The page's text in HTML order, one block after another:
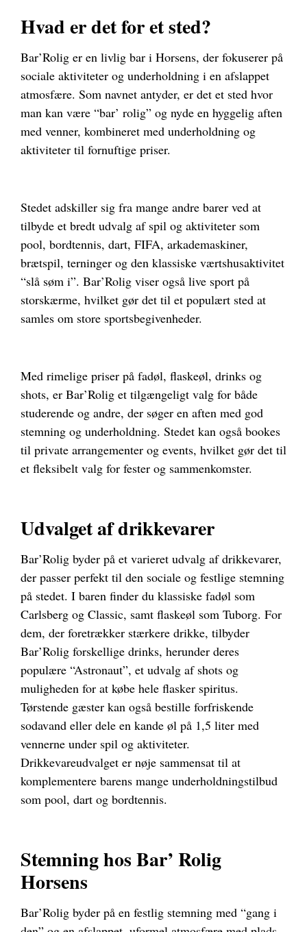
Hvad er det for et sted?
Bar’Rolig er en livlig bar i Horsens, der fokuserer på
sociale aktiviteter og underholdning i en afslappet
atmosfære. Som navnet antyder, er det et sted hvor
man kan være “bar’ rolig” og nyde en hyggelig aften
med venner, kombineret med underholdning og
aktiviteter til fornuftige priser.
Stedet adskiller sig fra mange andre barer ved at
tilbyde et bredt udvalg af spil og aktiviteter som
pool, bordtennis, dart, FIFA, arkademaskiner,
brætspil, terninger og den klassiske værtshusaktivitet
“slå søm i”. Bar’Rolig viser også live sport på
storskærme, hvilket gør det til et populært sted at
samles om store sportsbegivenheder.
Med rimelige priser på fadøl, flaskeøl, drinks og
shots, er Bar’Rolig et tilgængeligt valg for både
studerende og andre, der søger en aften med god
stemning og underholdning. Stedet kan også bookes
til private arrangementer og events, hvilket gør det til
et fleksibelt valg for fester og sammenkomster.
Udvalget af drikkevarer
Bar’Rolig byder på et varieret udvalg af drikkevarer,
der passer perfekt til den sociale og festlige stemning
på stedet. I baren finder du klassiske fadøl som
Carlsberg og Classic, samt flaskeøl som Tuborg. For
dem, der foretrækker stærkere drikke, tilbyder
Bar’Rolig forskellige drinks, herunder deres
populære “Astronaut”, et udvalg af shots og
muligheden for at købe hele flasker spiritus.
Tørstende gæster kan også bestille forfriskende
sodavand eller dele en kande øl på 1,5 liter med
vennerne under spil og aktiviteter.
Drikkevareudvalget er nøje sammensat til at
komplementere barens mange underholdningstilbud
som pool, dart og bordtennis.
Stemning hos Bar’ Rolig
Horsens
Bar’Rolig byder på en festlig stemning med “gang i